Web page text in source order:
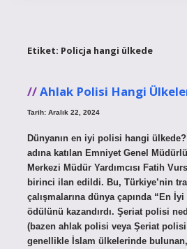
Etiket: Policja hangi ülkede
Ahlak Polisi Hangi
Tarih: Aralık 22, 2024
Dünyanın en iyi polisi hangi
adına katılan Emniyet Genel
Merkezi Müdür Yardımcısı Fatih
birinci ilan edildi. Bu, Türkiye’nin
çalışmalarına dünya çapında “En
ödülünü kazandırdı. Şeriat polisi
(bazen ahlak polisi veya Şeriat
genellikle İslam ülkelerinde